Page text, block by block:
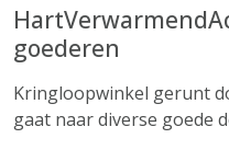
goederen
Kringloopwinkel gerunt
gaat naar diverse goede